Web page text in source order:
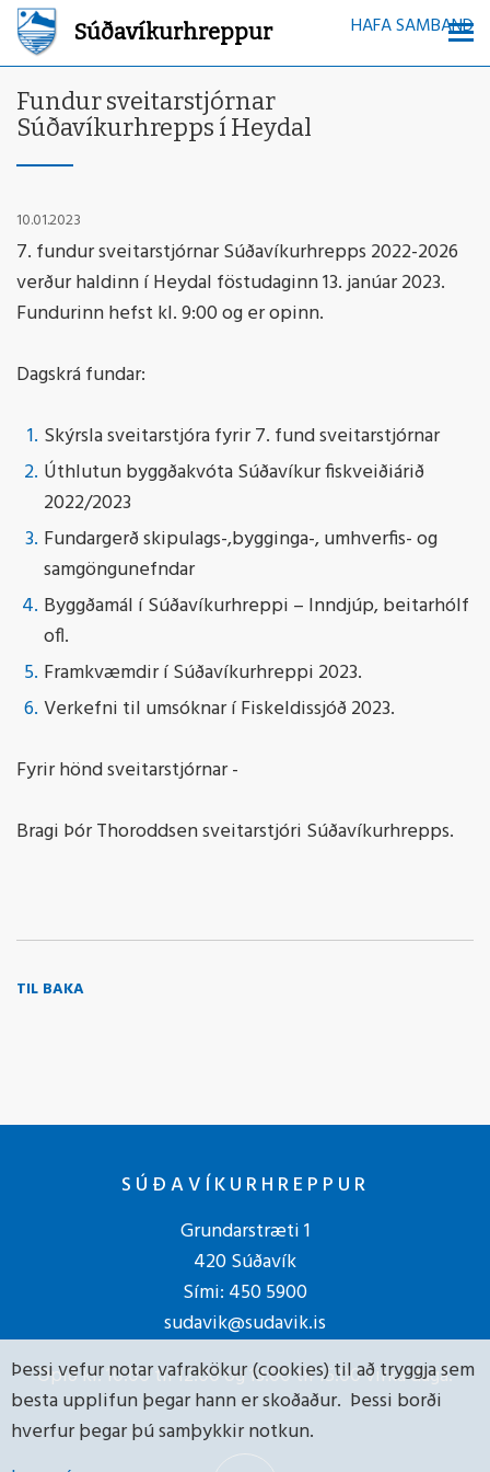
Súðavíkurhreppur HAFA SAMBAND
Fundur sveitarstjórnar
Súðavíkurhrepps í Heydal
10.01.2023
7. fundur sveitarstjórnar Súðavíkurhrepps 2022-2026
verður haldinn í Heydal föstudaginn 13. janúar 2023.
Fundurinn hefst kl. 9:00 og er opinn.
Dagskrá fundar:
Skýrsla sveitarstjóra fyrir 7. fund sveitarstjórnar
Úthlutun byggðakvóta Súðavíkur fiskveiðiárið
2022/2023
Fundargerð skipulags-,bygginga-, umhverfis- og
samgöngunefndar
Byggðamál í Súðavíkurhreppi – Inndjúp, beitarhólf
ofl.
Framkvæmdir í Súðavíkurhreppi 2023.
Verkefni til umsóknar í Fiskeldissjóð 2023.
Fyrir hönd sveitarstjórnar -
Bragi Þór Thoroddsen sveitarstjóri Súðavíkurhrepps.
TIL BAKA
SÚÐAVÍKURHREPPUR
Grundarstræti 1
420 Súðavík
Sími: 450 5900
sudavik@sudavik.is
Opið kl. 10:00 til 12:00 og 13:00 til 15:00 virka daga.
Þessi vefur notar vafrakökur (cookies) til að tryggja sem
besta upplifun þegar hann er skoðaður. Þessi borði
hverfur þegar þú samþykkir notkun.